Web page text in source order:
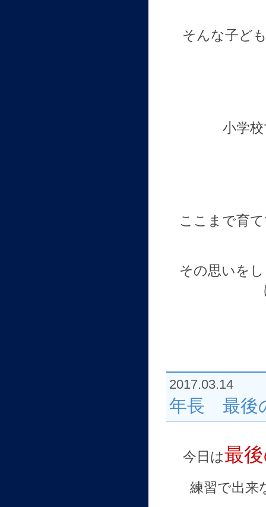
そんな子ど
小学
ここまで育
その思いを
2017.03.14
年長 最後
今日は最
練習で出来